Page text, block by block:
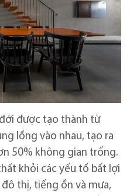
được tạo thành từ
lồng vào nhau, tạo ra
50% không gian trống.
khỏi các yếu tố bất lợi
thị, tiếng ồn và mưa,